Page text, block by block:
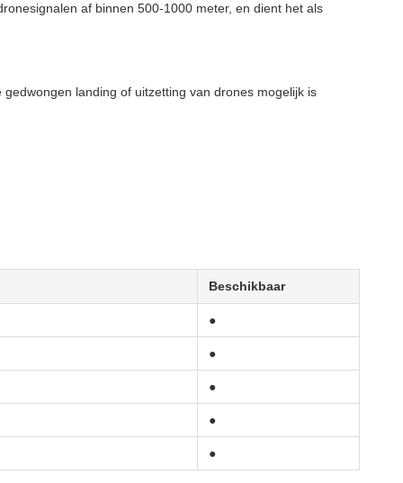
af binnen 500-1000 meter, en dient het als
landing of uitzetting van drones mogelijk is
Beschikbaar
●
●
●
●
●